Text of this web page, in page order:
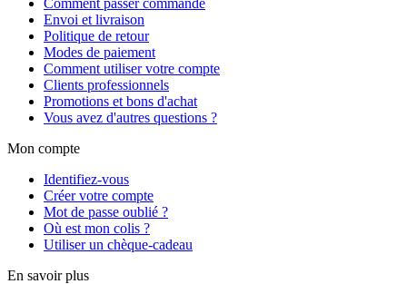
Envoi et livraison
Politique de retour
Modes de paiement
Comment utiliser votre compte
Clients professionnels
Promotions et bons d'achat
Vous avez d'autres questions ?
Mon compte
Identifiez-vous
Créer votre compte
Mot de passe oublié ?
Où est mon colis ?
Utiliser un chèque-cadeau
En savoir plus